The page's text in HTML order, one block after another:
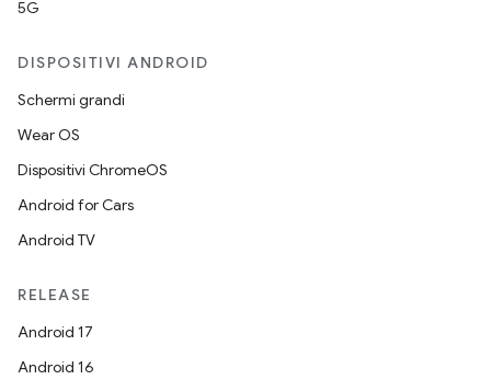
5G
DISPOSITIVI ANDROID
Schermi grandi
Wear OS
Dispositivi ChromeOS
Android for Cars
Android TV
RELEASE
Android 17
Android 16